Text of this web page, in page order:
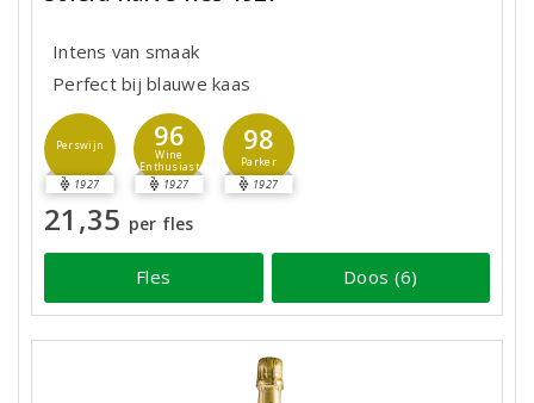
Intens van smaak
Perfect bij blauwe kaas
Perswijn
1927
96
Wine
Enthusiast
1927
98
Parker
1927
21,35 per fles
Fles Doos (6)